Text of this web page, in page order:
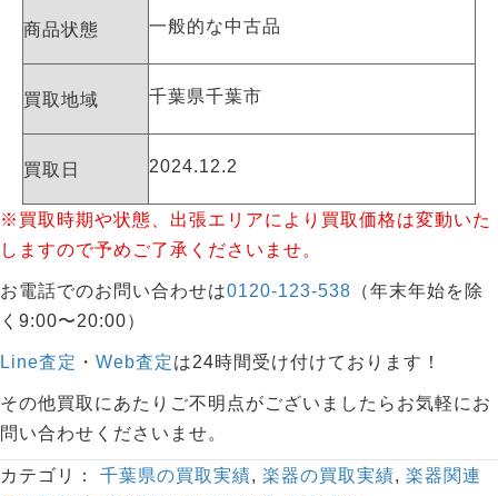
商品状態 一般的な中古品
買取地域 千葉県千葉市
買取日 2024.12.2
※買取時期や状態、出張エリアにより買取価格は変動いた
しますので予めご了承くださいませ。
お電話でのお問い合わせは0120-123-538 （年末年始を除
く9:00〜20:00）
Line査定 ・ Web査定は24時間受け付けております！
その他買取にあたりご不明点がございましたらお気軽にお
問い合わせくださいませ。
カテゴリ： 千葉県の買取実績, 楽器の買取実績, 楽器関連